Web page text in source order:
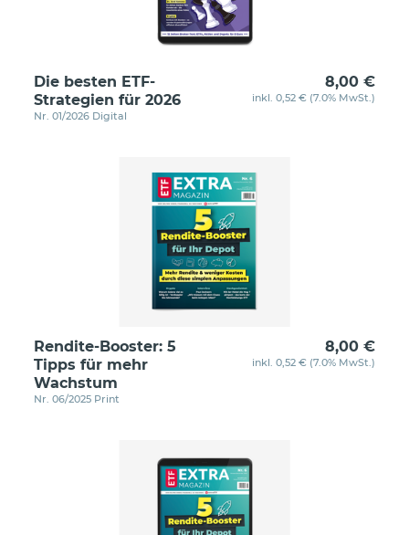
Die besten ETF-
Strategien für 2026
Nr. 01/2026 Digital
8,00 €
inkl. 0,52 € (7.0% MwSt.)
Rendite-Booster: 5
Tipps für mehr
Wachstum
Nr. 06/2025 Print
8,00 €
inkl. 0,52 € (7.0% MwSt.)